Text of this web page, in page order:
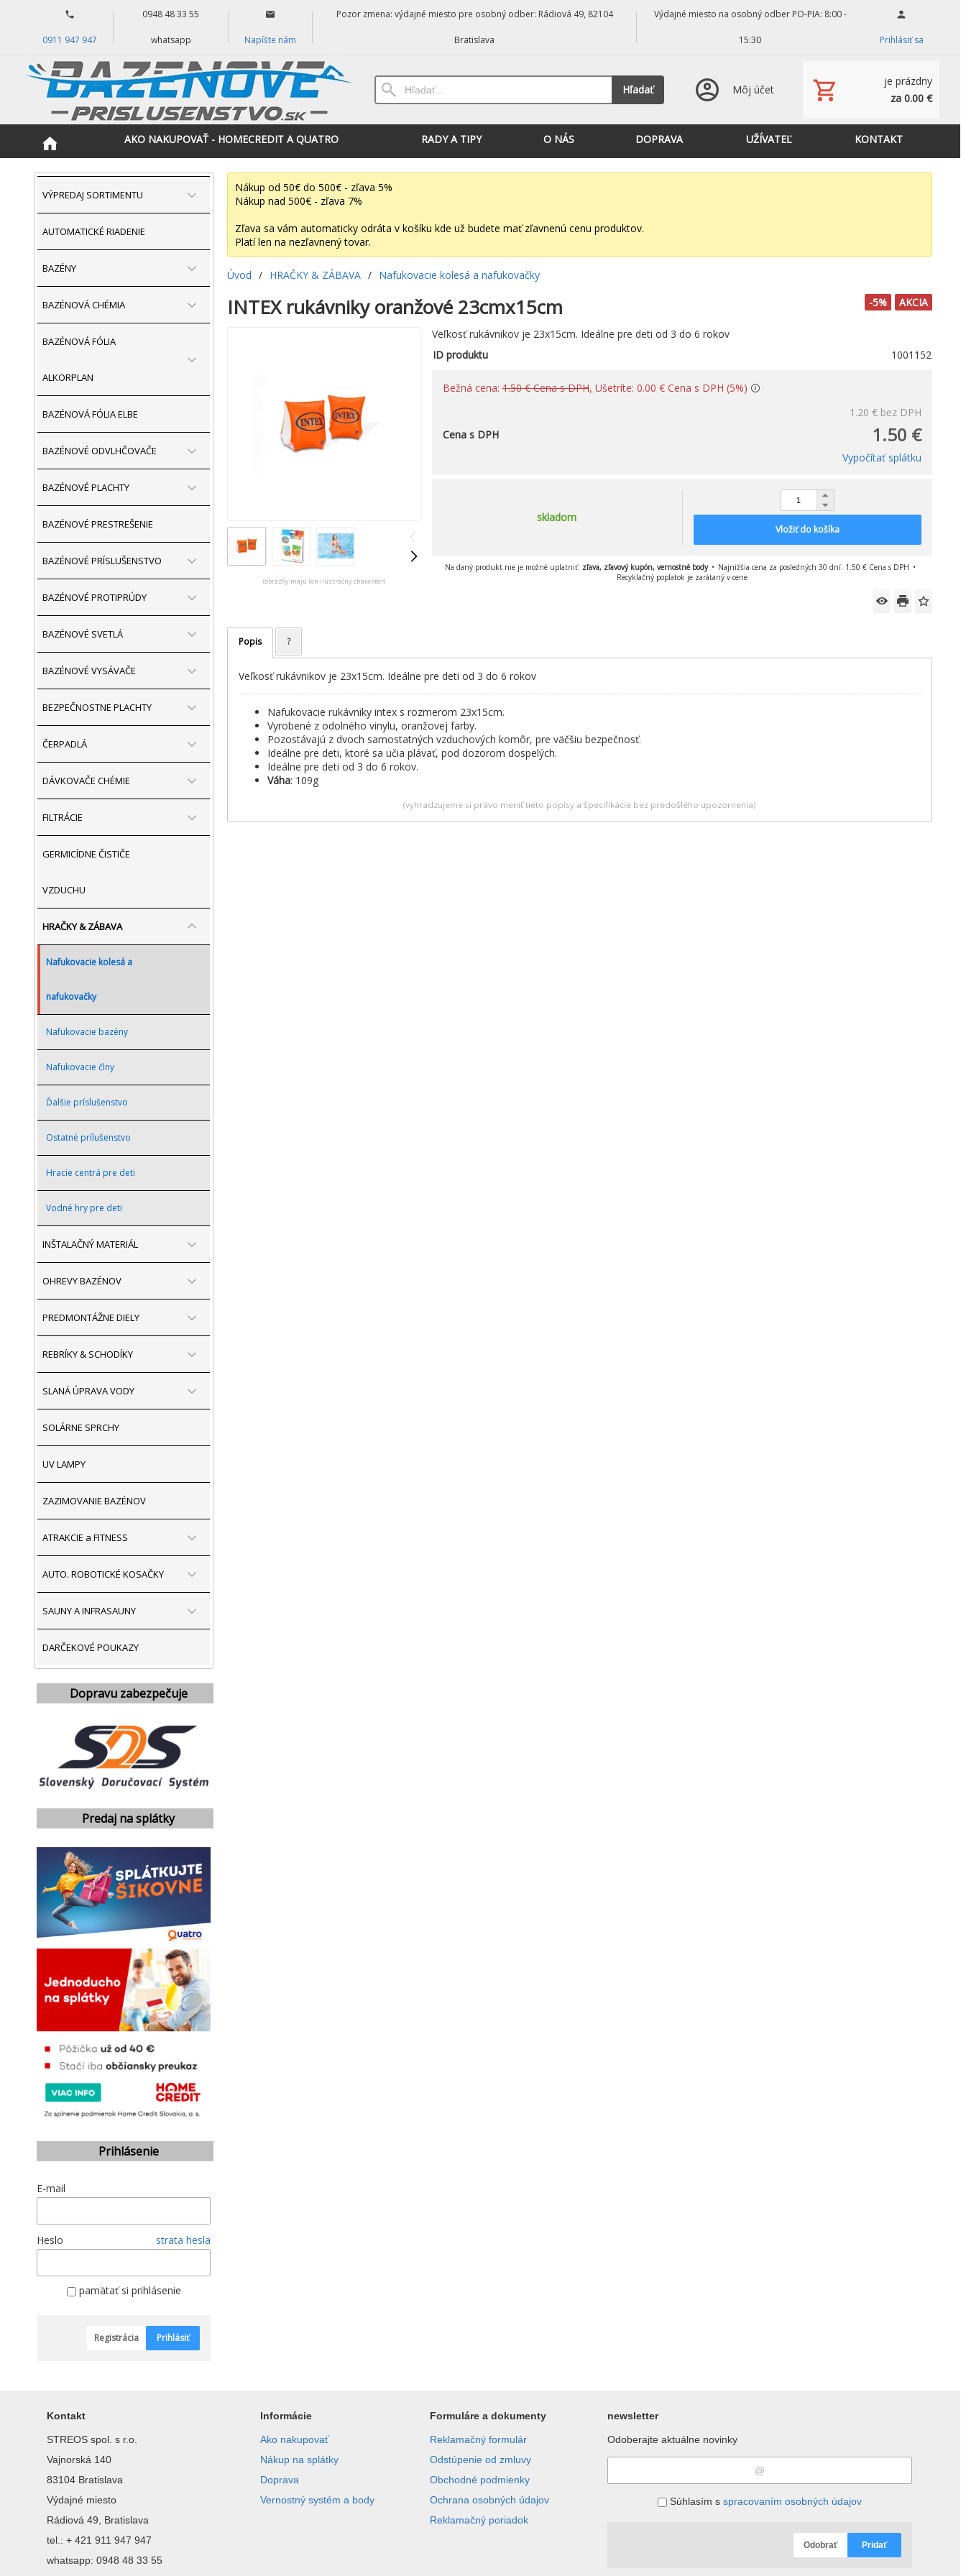
0911 947 947
0948 48 33 55
whatsapp Napíšte nám
Pozor zmena: výdajné miesto pre osobný odber: Rádiová 49, 82104
Bratislava
Výdajné miesto na osobný odber PO-PIA: 8:00 -
15:30 Prihlásiť sa
Hľadať Môj účet
je prázdny
za 0.00 €
AKO NAKUPOVAŤ - HOMECREDIT A QUATRO RADY A TIPY O NÁS DOPRAVA UŽÍVATEĽ KONTAKT
VÝPREDAJ SORTIMENTU
AUTOMATICKÉ RIADENIE
BAZÉNY
BAZÉNOVÁ CHÉMIA
BAZÉNOVÁ FÓLIA
ALKORPLAN
BAZÉNOVÁ FÓLIA ELBE
BAZÉNOVÉ ODVLHČOVAČE
BAZÉNOVÉ PLACHTY
BAZÉNOVÉ PRESTREŠENIE
BAZÉNOVÉ PRÍSLUŠENSTVO
BAZÉNOVÉ PROTIPRÚDY
BAZÉNOVÉ SVETLÁ
BAZÉNOVÉ VYSÁVAČE
BEZPEČNOSTNE PLACHTY
ČERPADLÁ
DÁVKOVAČE CHÉMIE
FILTRÁCIE
GERMICÍDNE ČISTIČE
VZDUCHU
HRAČKY & ZÁBAVA
Nafukovacie kolesá a
nafukovačky
Nafukovacie bazény
Nafukovacie člny
Ďalšie príslušenstvo
Ostatné prílušenstvo
Hracie centrá pre deti
Vodné hry pre deti
INŠTALAČNÝ MATERIÁL
OHREVY BAZÉNOV
PREDMONTÁŽNE DIELY
REBRÍKY & SCHODÍKY
SLANÁ ÚPRAVA VODY
SOLÁRNE SPRCHY
UV LAMPY
ZAZIMOVANIE BAZÉNOV
ATRAKCIE a FITNESS
AUTO. ROBOTICKÉ KOSAČKY
SAUNY A INFRASAUNY
DARČEKOVÉ POUKAZY
Dopravu zabezpečuje
Predaj na splátky
Prihlásenie
E-mail
Heslo strata hesla
pamätať si prihlásenie
Registrácia Prihlásiť
Nákup od 50€ do 500€ - zľava 5%
Nákup nad 500€ - zľava 7%
Zľava sa vám automaticky odráta v košíku kde už budete mať zľavnenú cenu produktov.
Platí len na nezľavnený tovar.
Úvod / HRAČKY & ZÁBAVA / Nafukovacie kolesá a nafukovačky
AKCIA
-5%
INTEX rukávniky oranžové 23cmx15cm
(obrázky majú len ilustračný charakter)
Veľkosť rukávnikov je 23x15cm. Ideálne pre deti od 3 do 6 rokov
ID produktu
1001152
Bežná cena:1.50 € Cena s DPH, Ušetríte: 0.00 € Cena s DPH (5%)
1.20 € bez DPH
1.50 €
Cena s DPH
Vypočítať splátku
skladom
Vložiť do košíka
Na daný produkt nie je možné uplatniť: zľava, zľavový kupón, vernostné body
Najnižšia cena za posledných 30 dní: 1.50 € Cena s DPH
Recyklačný poplatok je zarátaný v cene
Popis ?
Veľkosť rukávnikov je 23x15cm. Ideálne pre deti od 3 do 6 rokov
Nafukovacie rukávniky intex s rozmerom 23x15cm.
Vyrobené z odolného vinylu, oranžovej farby.
Pozostávajú z dvoch samostatných vzduchových komôr, pre väčšiu bezpečnosť.
Ideálne pre deti, ktoré sa učia plávať, pod dozorom dospelých.
Ideálne pre deti od 3 do 6 rokov.
Váha: 109g
(vyhradzujeme si právo meniť tieto popisy a špecifikácie bez predošlého upozornenia)
Kontakt
STREOS spol. s r.o.
Vajnorská 140
83104 Bratislava
Výdajné miesto
Rádiová 49, Bratislava
tel.: + 421 911 947 947
whatsapp: 0948 48 33 55
Informácie
Ako nakupovať
Nákup na splátky
Doprava
Vernostný systém a body
Formuláre a dokumenty
Reklamačný formulár
Odstúpenie od zmluvy
Obchodné podmienky
Ochrana osobných údajov
Reklamačný poriadok
newsletter
Odoberajte aktuálne novinky
Súhlasím s spracovaním osobných údajov
Odobrať Pridať